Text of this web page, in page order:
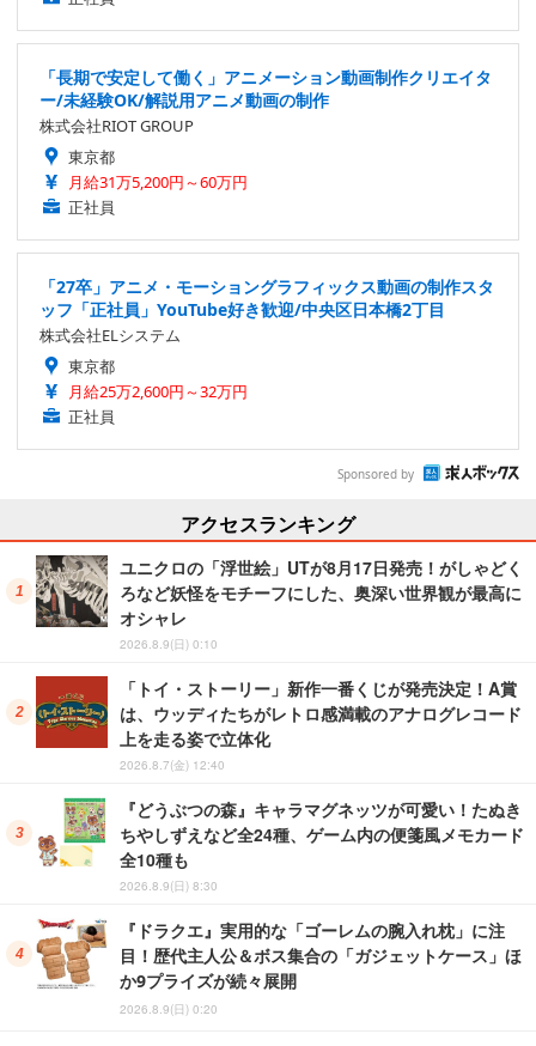
「長期で安定して働く」アニメーション動画制作クリエイタ
ー/未経験OK/解説用アニメ動画の制作
株式会社RIOT GROUP
東京都
月給31万5,200円～60万円
正社員
「27卒」アニメ・モーショングラフィックス動画の制作スタ
ッフ「正社員」YouTube好き歓迎/中央区日本橋2丁目
株式会社ELシステム
東京都
月給25万2,600円～32万円
正社員
Sponsored by
アクセスランキング
ユニクロの「浮世絵」UTが8月17日発売！がしゃどく
ろなど妖怪をモチーフにした、奥深い世界観が最高に
オシャレ
2026.8.9(日) 0:10
「トイ・ストーリー」新作一番くじが発売決定！A賞
は、ウッディたちがレトロ感満載のアナログレコード
上を走る姿で立体化
2026.8.7(金) 12:40
『どうぶつの森』キャラマグネッツが可愛い！たぬき
ちやしずえなど全24種、ゲーム内の便箋風メモカード
全10種も
2026.8.9(日) 8:30
『ドラクエ』実用的な「ゴーレムの腕入れ枕」に注
目！歴代主人公＆ボス集合の「ガジェットケース」ほ
か9プライズが続々展開
2026.8.9(日) 0:20